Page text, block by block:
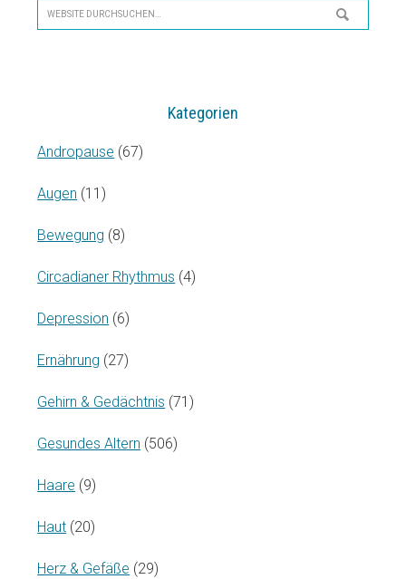
Website
durchsuchen…
Kategorien
Andropause (67)
Augen (11)
Bewegung (8)
Circadianer Rhythmus (4)
Depression (6)
Ernährung (27)
Gehirn & Gedächtnis (71)
Gesundes Altern (506)
Haare (9)
Haut (20)
Herz & Gefäße (29)